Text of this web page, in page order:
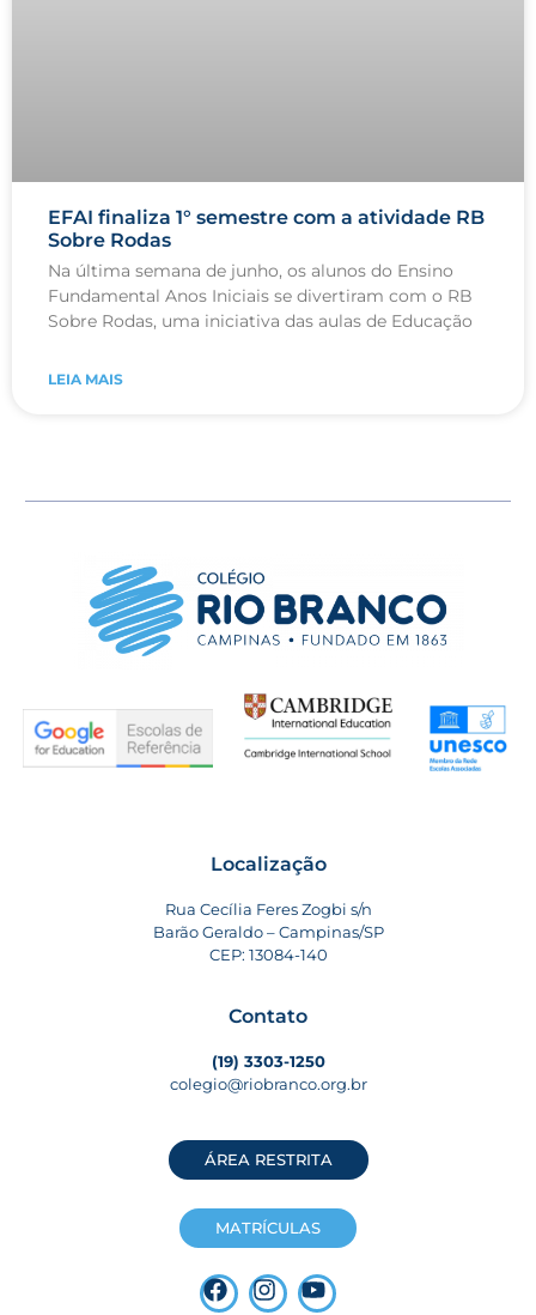
EFAI finaliza 1° semestre com a atividade RB
Sobre Rodas
Na última semana de junho, os alunos do Ensino
Fundamental Anos Iniciais se divertiram com o RB
Sobre Rodas, uma iniciativa das aulas de Educação
LEIA MAIS
Localização
Rua Cecília Feres Zogbi s/n
Barão Geraldo – Campinas/SP
CEP: 13084-140
Contato
(19) 3303-1250
colegio@riobranco.org.br
ÁREA RESTRITA
MATRÍCULAS